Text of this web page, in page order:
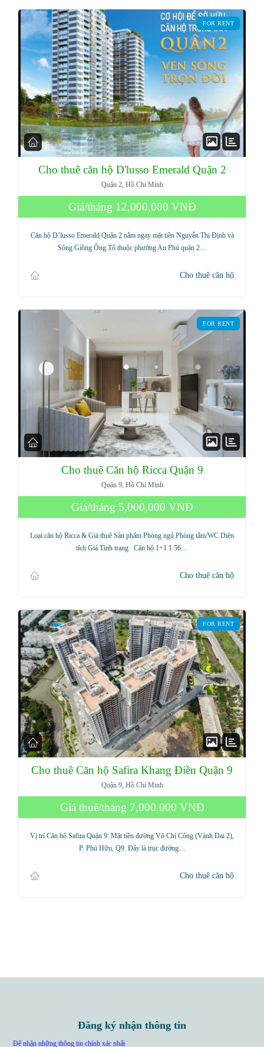
FOR RENT
Cho thuê căn hộ D'lusso Emerald Quận 2
Quận 2, Hồ Chí Minh
Giá/tháng 12,000,000 VNĐ
Căn hộ D’lusso Emerald Quận 2 nằm ngay mặt tiền Nguyễn Thị Định và
Sông Giồng Ông Tố thuộc phường An Phú quận 2…
Cho thuê căn hộ
FOR RENT
Cho thuê Căn hộ Ricca Quận 9
Quận 9, Hồ Chí Minh
Giá/tháng 5,000,000 VNĐ
Loại căn hộ Ricca & Giá thuê Sản phẩm Phòng ngủ Phòng tắm/WC Diện
tích Giá Tình trạng Căn hộ 1+1 1 56…
Cho thuê căn hộ
FOR RENT
Cho thuê Căn hộ Safira Khang Điền Quận 9
Quận 9, Hồ Chí Minh
Giá thuê/tháng 7,000,000 VNĐ
Vị trí Căn hộ Safira Quận 9: Mặt tiền đường Võ Chí Công (Vành Đai 2),
P. Phú Hữu, Q9. Đây là trục đường…
Cho thuê căn hộ
Đăng ký nhận thông tin
Để nhận những thông tin chính xác nhất
Log in
Don't have an account?
Username
Lost your password?